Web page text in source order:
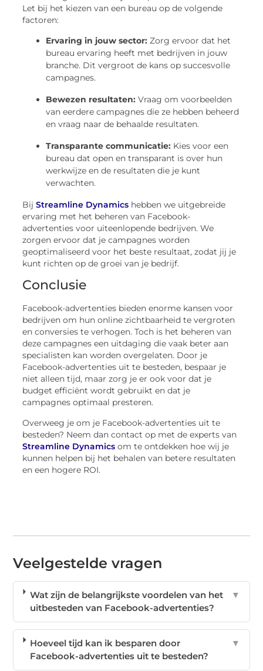
Let bij het kiezen van een bureau op de volgende
factoren:
Ervaring in jouw sector: Zorg ervoor dat het
bureau ervaring heeft met bedrijven in jouw
branche. Dit vergroot de kans op succesvolle
campagnes.
Bewezen resultaten: Vraag om voorbeelden
van eerdere campagnes die ze hebben beheerd
en vraag naar de behaalde resultaten.
Transparante communicatie: Kies voor een
bureau dat open en transparant is over hun
werkwijze en de resultaten die je kunt
verwachten.
BijStreamline Dynamics hebben we uitgebreide
ervaring met het beheren van Facebook-
advertenties voor uiteenlopende bedrijven. We
zorgen ervoor dat je campagnes worden
geoptimaliseerd voor het beste resultaat, zodat jij je
kunt richten op de groei van je bedrijf.
Conclusie
Facebook-advertenties bieden enorme kansen voor
bedrijven om hun online zichtbaarheid te vergroten
en conversies te verhogen. Toch is het beheren van
deze campagnes een uitdaging die vaak beter aan
specialisten kan worden overgelaten. Door je
Facebook-advertenties uit te besteden, bespaar je
niet alleen tijd, maar zorg je er ook voor dat je
budget efficiënt wordt gebruikt en dat je
campagnes optimaal presteren.
Overweeg je om je Facebook-advertenties uit te
besteden? Neem dan contact op met de experts van
Streamline Dynamics om te ontdekken hoe wij je
kunnen helpen bij het behalen van betere resultaten
en een hogere ROI.
Veelgestelde vragen
Wat zijn de belangrijkste voordelen van het
uitbesteden van Facebook-advertenties?
▼
Hoeveel tijd kan ik besparen door
Facebook-advertenties uit te besteden?
▼